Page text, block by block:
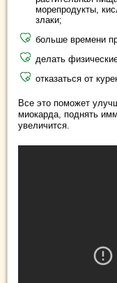
морепродукты,
злаки;
больше времени
делать
отказаться от
Все это поможет
миокарда, поднять
увеличится.